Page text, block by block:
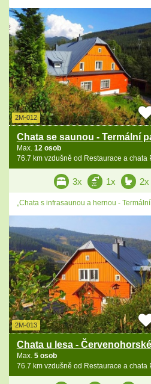
2M-012
Chata se saunou - Termální
Max. 12 osob
76.7 km vzdušně od Restaurace a chata
3x 1x 2x
„Chata s infrasaunou a hernou -
2M-013
Chata u lesa -
Max. 5 osob
76.7 km vzdušně od Restaurace a chata